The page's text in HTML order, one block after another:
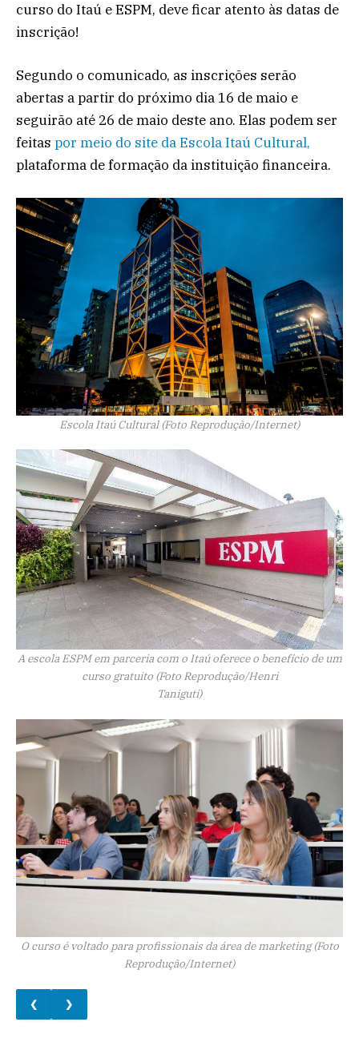
curso do Itaú e ESPM, deve ficar atento às datas de
inscrição!
Segundo o comunicado, as inscrições serão
abertas a partir do próximo dia 16 de maio e
seguirão até 26 de maio deste ano. Elas podem ser
feitas por meio do site da Escola Itaú Cultural,
plataforma de formação da instituição financeira.
Escola Itaú Cultural (Foto Reprodução/Internet)
A escola ESPM em parceria com o Itaú oferece o benefício de um
curso gratuito (Foto Reprodução/Henri
Taniguti)
O curso é voltado para profissionais da área de marketing (Foto
Reprodução/Internet)
❮ ❯